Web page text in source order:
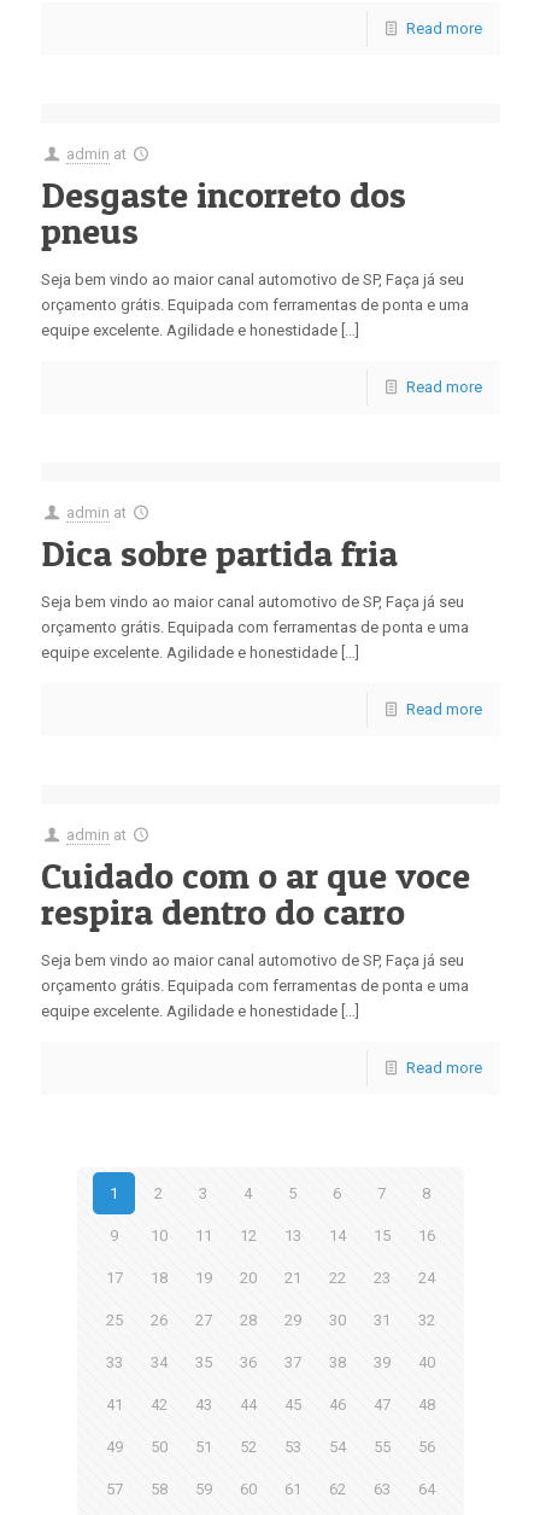
Read more
admin at
Desgaste incorreto dos
pneus
Seja bem vindo ao maior canal automotivo de SP, Faça já seu
orçamento grátis. Equipada com ferramentas de ponta e uma
equipe excelente. Agilidade e honestidade […]
Read more
admin at
Dica sobre partida fria
Seja bem vindo ao maior canal automotivo de SP, Faça já seu
orçamento grátis. Equipada com ferramentas de ponta e uma
equipe excelente. Agilidade e honestidade […]
Read more
admin at
Cuidado com o ar que voce
respira dentro do carro
Seja bem vindo ao maior canal automotivo de SP, Faça já seu
orçamento grátis. Equipada com ferramentas de ponta e uma
equipe excelente. Agilidade e honestidade […]
Read more
1 2 3 4 5 6 7 8
9 10 11 12 13 14 15 16
17 18 19 20 21 22 23 24
25 26 27 28 29 30 31 32
33 34 35 36 37 38 39 40
41 42 43 44 45 46 47 48
49 50 51 52 53 54 55 56
57 58 59 60 61 62 63 64